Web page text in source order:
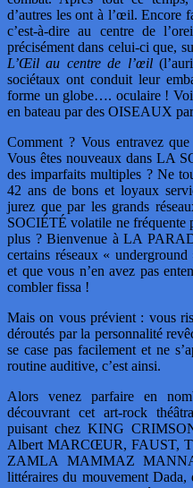
d’autres les ont à l’œil. Encore
c’est-à-dire au centre de
précisément dans celui-ci que,
L’Œil au centre de l’œil
sociétaux ont conduit leur
forme un globe…. oculaire !
en bateau par des OISEAUX
Comment ? Vous entravez
Vous êtes nouveaux dans LA
des imparfaits multiples ? Ne
42 ans de bons et loyaux
jurez que par les grands
SOCIÉTÉ volatile ne fréquente
plus ? Bienvenue à LA
certains réseaux «
et que vous n’en avez pas
combler fissa !
Mais on vous prévient : vous
déroutés par la personnalité
se case pas facilement et ne
routine auditive, c’est ainsi.
Alors venez parfaire en
découvrant cet art-rock
puisant chez KING
Albert MARCŒUR, FAUST,
ZAMLA MAMMAZ
littéraires du mouvement